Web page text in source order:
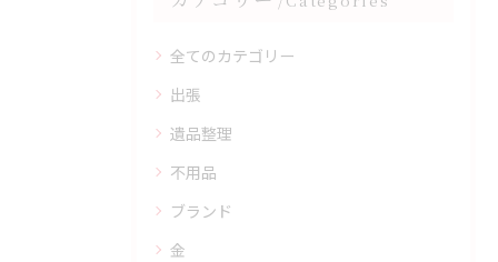
全てのカテゴリー
出張
遺品整理
不用品
ブランド
金